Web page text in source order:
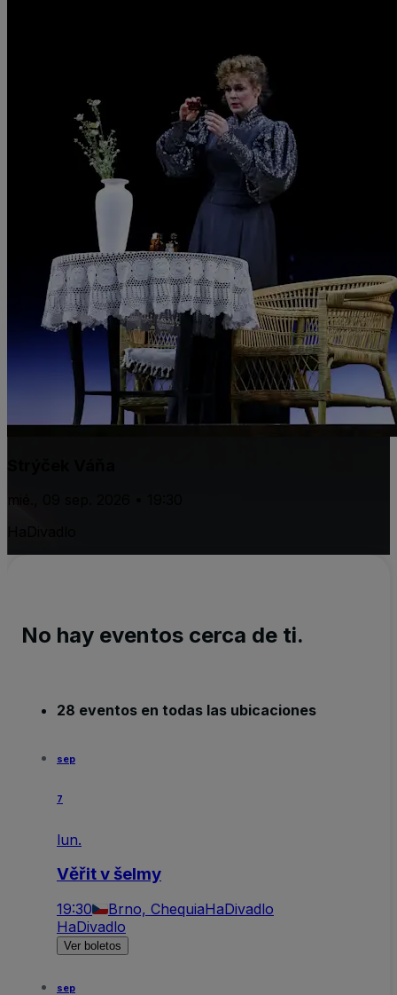
mié., 09 sep. 2026 • 19:30
No hay eventos cerca de ti.
28 eventos en todas las ubicaciones
sep
7
lun.
Věřit v šelmy
19:30 Brno, ChequiaHaDivadlo
HaDivadlo
Ver boletos
sep